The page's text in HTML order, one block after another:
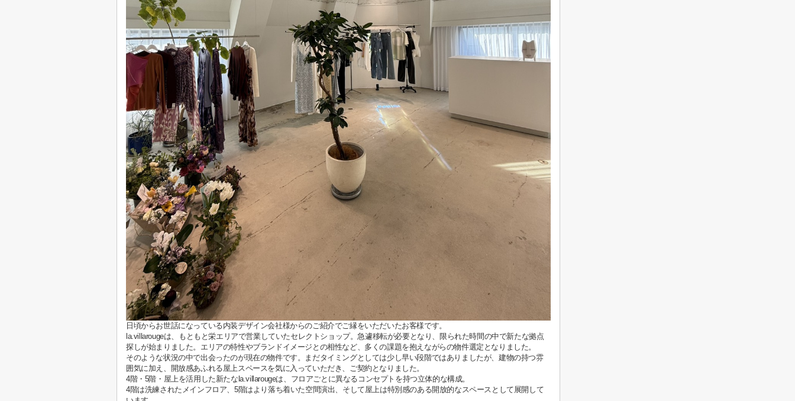
日頃からお世話になっている内装デザイン会社様からのご紹介でご縁をいただいたお客様です。
la.villarougeは、もともと栄エリアで営業していたセレクトショップ。急遽移転が必要となり、限られた時間の中で新たな拠点
探しが始まりました。エリアの特性やブランドイメージとの相性など、多くの課題を抱えながらの物件選定となりました。
そのような状況の中で出会ったのが現在の物件です。まだタイミングとしては少し早い段階ではありましたが、建物の持つ雰
囲気に加え、開放感あふれる屋上スペースを気に入っていただき、ご契約となりました。
4階・5階・屋上を活用した新たなla.villarougeは、フロアごとに異なるコンセプトを持つ立体的な構成。
4階は洗練されたメインフロア、5階はより落ち着いた空間演出、そして屋上は特別感のある開放的なスペースとして展開して